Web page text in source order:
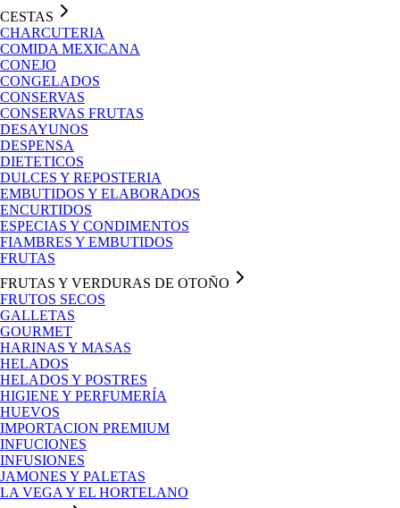
CESTAS
CHARCUTERIA
COMIDA MEXICANA
CONEJO
CONGELADOS
CONSERVAS
CONSERVAS FRUTAS
DESAYUNOS
DESPENSA
DIETETICOS
DULCES Y REPOSTERIA
EMBUTIDOS Y ELABORADOS
ENCURTIDOS
ESPECIAS Y CONDIMENTOS
FIAMBRES Y EMBUTIDOS
FRUTAS
FRUTAS Y VERDURAS DE OTOÑO
FRUTOS SECOS
GALLETAS
GOURMET
HARINAS Y MASAS
HELADOS
HELADOS Y POSTRES
HIGIENE Y PERFUMERÍA
HUEVOS
IMPORTACION PREMIUM
INFUCIONES
INFUSIONES
JAMONES Y PALETAS
LA VEGA Y EL HORTELANO